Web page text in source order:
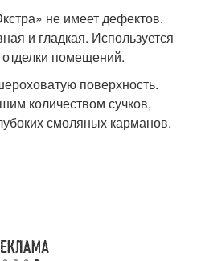
не имеет дефектов.
и гладкая. Используется
помещений.
поверхность.
количеством сучков,
смоляных карманов.